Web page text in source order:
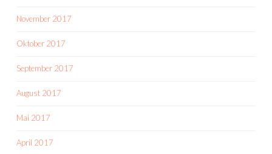
November 2017
Oktober 2017
September 2017
August 2017
Mai 2017
April 2017